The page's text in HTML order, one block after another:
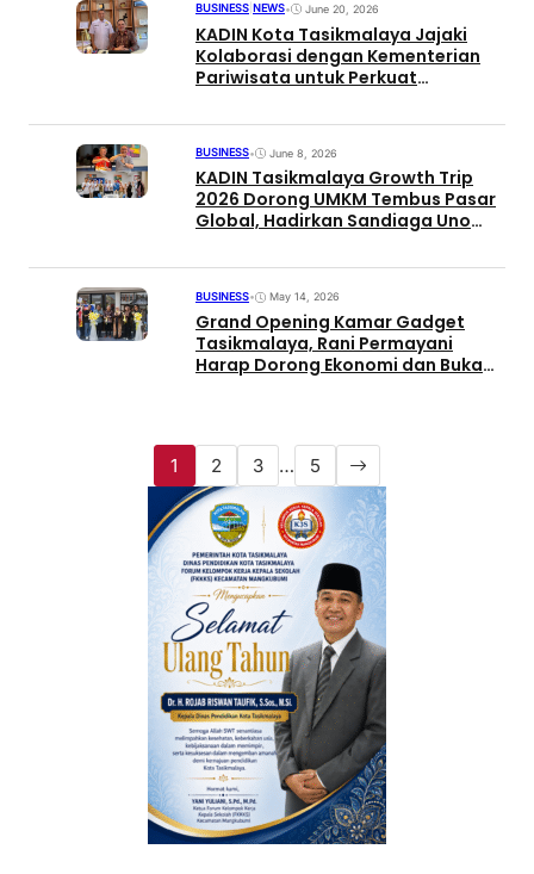
BUSINESS NEWS• June 20, 2026
KADIN Kota Tasikmalaya Jajaki
Kolaborasi dengan Kementerian
Pariwisata untuk Perkuat
Internasional
BUSINESS• June 8, 2026
KADIN Tasikmalaya Growth Trip
2026 Dorong UMKM Tembus Pasar
Global, Hadirkan Sandiaga Uno
BUSINESS• May 14, 2026
Grand Opening Kamar Gadget
Tasikmalaya, Rani Permayani
Harap Dorong Ekonomi dan Buka
1 2 3 … 5